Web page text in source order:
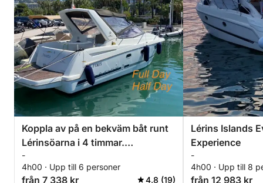
Koppla av på en bekväm båt runt
Lérinsöarna i 4 timmar.
Specialrabatt för par!
-
4h00 · Upp till 6 personer
från 7 338 kr 4.8 (19)
Lérins Islands
Experience
-
4h00 · Upp till 8
från 12 983 kr